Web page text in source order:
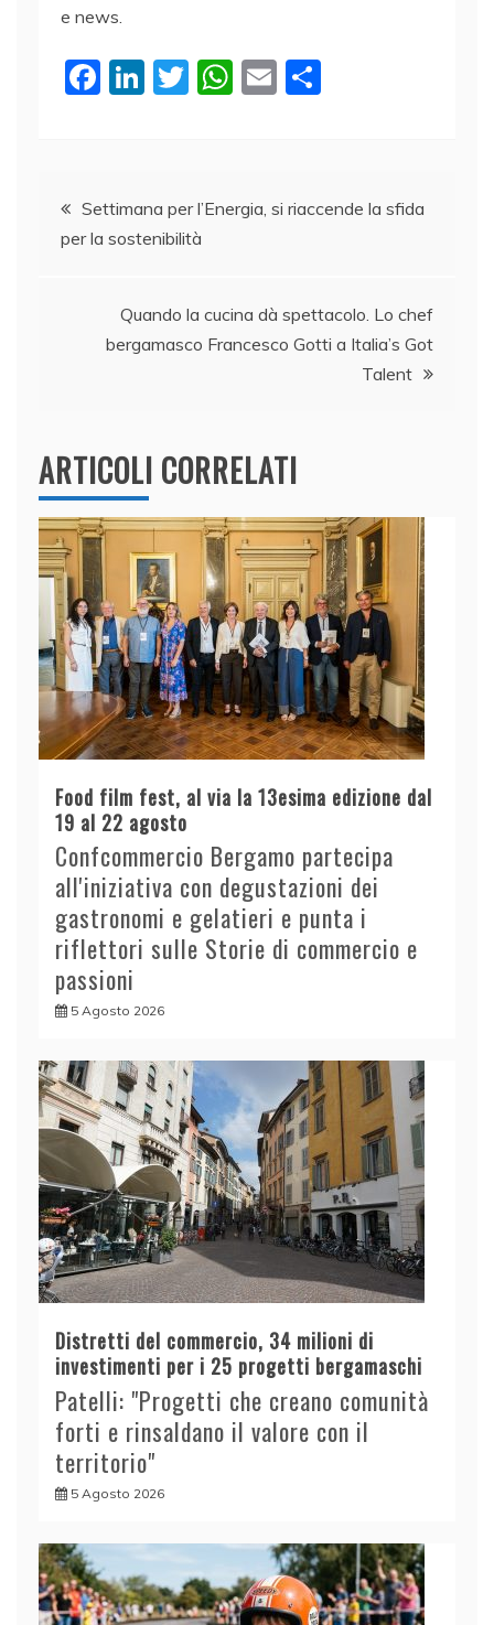
e news.
F
b
o
Li
dI
n
T
W
A
E
vi
Navigazione
articoli
Settimana per l’Energia, si riaccende la sfida
per la sostenibilità
Quando la cucina dà spettacolo. Lo chef
bergamasco Francesco Gotti a Italia’s Got
Talent
ARTICOLI CORRELATI
Food film fest, al via la 13esima edizione dal
19 al 22 agosto
Confcommercio Bergamo partecipa
all'iniziativa con degustazioni dei
gastronomi e gelatieri e punta i
riflettori sulle Storie di commercio e
passioni
5 Agosto 2026
Distretti del commercio, 34 milioni di
investimenti per i 25 progetti bergamaschi
Patelli: "Progetti che creano comunità
forti e rinsaldano il valore con il
territorio"
5 Agosto 2026